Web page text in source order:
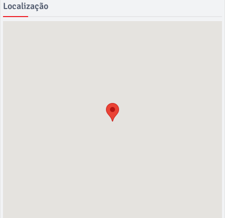
Localização